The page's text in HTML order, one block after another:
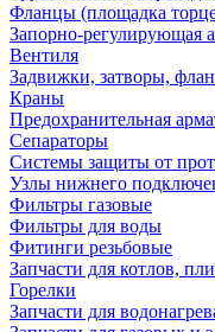
Фланцы (площадка
Запорно-регулирующая
Вентиля
Задвижки, затворы,
Краны
Предохранительная
Сепараторы
Системы защиты от
Узлы нижнего
Фильтры газовые
Фильтры для воды
Фитинги резьбовые
Запчасти для котлов,
Горелки
Запчасти для